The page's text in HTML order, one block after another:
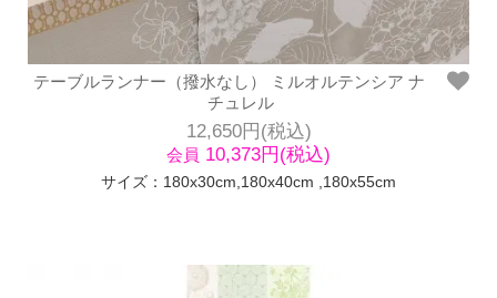
テーブルランナー（撥水なし） ミルオルテンシア ナ
チュレル
12,650円(税込)
会員 10,373円(税込)
サイズ：180x30cm,180x40cm ,180x55cm